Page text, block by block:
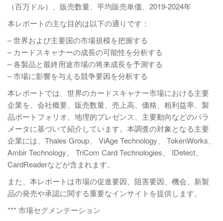
（百万ドル）、販売数量、平均販売単価、2019-2024年
本レポートの主な目的は以下の通りです：
– 世界および主要国の市場規模を把握する
– カードスキャナーの成長の可能性を分析する
– 各製品と最終用途市場の将来成長を予測する
– 市場に影響を与える競争要因を分析する
本レポートでは、世界のカードスキャナー市場における主要
企業を、会社概要、販売数量、売上高、価格、粗利益率、製
品ポートフォリオ、地理的プレゼンス、主要動向などのパラ
メータに基づいて紹介しています。本調査の対象となる主要
企業には、Thales Group、 ViAge Technology、 TokenWorks、
Ambir Technology、 TriCom Card Technologies、 IDetect、
CardReaderなどが含まれます。
また、本レポートは市場の促進要因、阻害要因、機会、新製
品の発売や承認に関する重要なインサイトを提供します。
*** 市場セグメンテーション